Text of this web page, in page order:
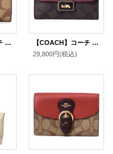
【COACH】コーチ コーティングキャンバス スムースレザー シグネチャー ロゴチャーム スナップ ウォレット 二つ折り 財布 カーキレッドウッド（日本未発売）
【COACH】コーチ コーティングキャンバス レザー シグネチャー グレース ミディアム ウォレット フラップ 二つ折り財布 ブラウンブラックマルチ（日本未発売）
29,800円(税込)